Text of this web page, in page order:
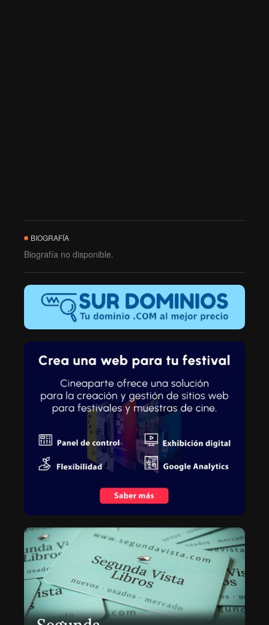
BIOGRAFÍA
Biografía no disponible.